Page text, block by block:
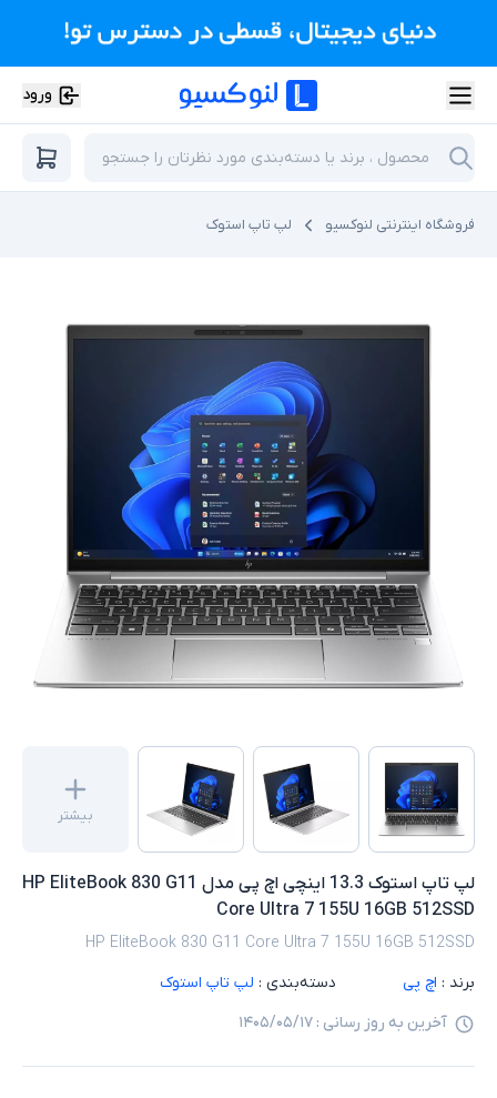
ورود
فروشگاه اینترنتی لنوکسیو لپ تاپ استوک
بیشتر
لپ تاپ استوک 13.3 اینچی اچ پی مدل HP EliteBook 830 G11
Core Ultra 7 155U 16GB 512SSD
HP EliteBook 830 G11 Core Ultra 7 155U 16GB 512SSD
برند : اچ پی دسته‌بندی : لپ تاپ استوک
آخرین به روز رسانی : ۱۴۰۵/۰۵/۱۷